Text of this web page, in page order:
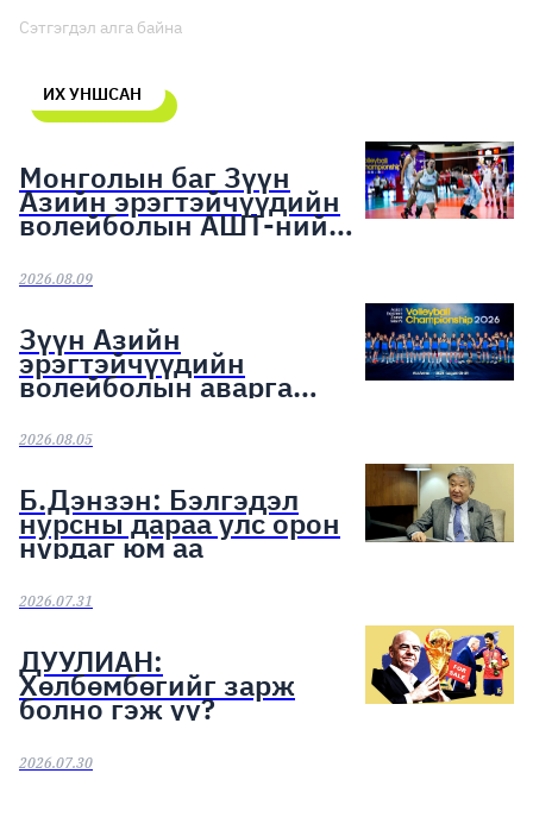
Сэтгэгдэл алга байна
ИХ УНШСАН
Монголын баг Зүүн
Азийн эрэгтэйчүүдийн
волейболын АШТ-ний
хүрэл медалийн эзэд
боллоо
2026.08.09
Зүүн Азийн
эрэгтэйчүүдийн
волейболын аварга
шалгаруулах тэмцээн
эхэллээ
2026.08.05
Б.Дэнзэн: Бэлгэдэл
нурсны дараа улс орон
нурдаг юм аа
2026.07.31
ДУУЛИАН:
Хөлбөмбөгийг зарж
болно гэж үү?
2026.07.30